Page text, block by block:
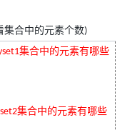
集合中的元素个数)
集合中的元素有哪些
集合中的元素有哪些